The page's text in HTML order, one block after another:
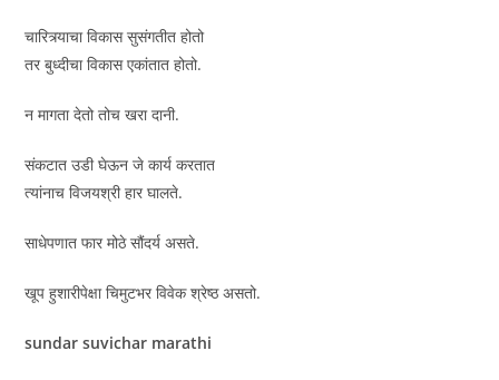
चारित्र्याचा विकास सुसंगतीत होतो
तर बुध्दीचा विकास एकांतात होतो.
न मागता देतो तोच खरा दानी.
संकटात उडी घेऊन जे कार्य करतात
त्यांनाच विजयश्री हार घालते.
साधेपणात फार मोठे सौंदर्य असते.
खूप हुशारीपेक्षा चिमुटभर विवेक श्रेष्ठ असतो.
sundar suvichar marathi